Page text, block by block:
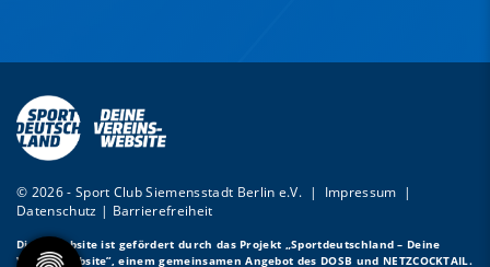
© 2026 - Sport Club Siemensstadt Berlin e.V. | Impressum |
Datenschutz | Barrierefreiheit
Diese Website ist gefördert durch das Projekt
„Sportdeutschland – Deine
Vereinswebsite”, einem gemeinsamen Angebot des DOSB und NETZCOCKTAIL.